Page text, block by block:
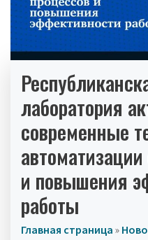
лаборатория
современные
и повышения
работы
Главная страница »